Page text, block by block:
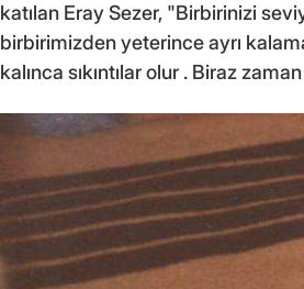
katılan Eray Sezer, "Birbirinizi
birbirimizden yeterince ayrı
kalınca sıkıntılar olur . Biraz